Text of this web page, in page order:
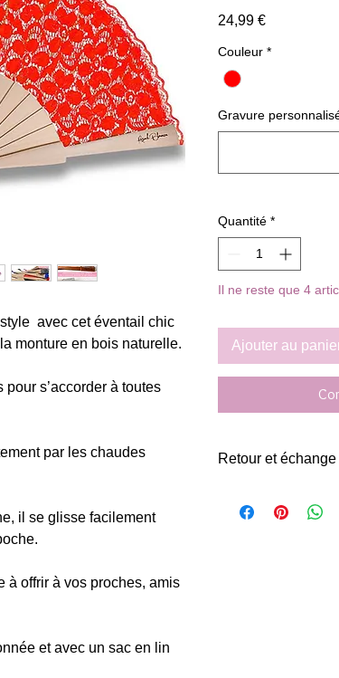
avec cet éventail chic
monture en bois naturelle.
pour s’accorder à toutes
par les chaudes
il se glisse facilement
à offrir à vos proches, amis
et avec un sac en lin
24,99 €Prix
Couleur *
Gravure
Quantité *
Il ne reste que 4
Ajouter au
Retour et échange
la date de livraison.